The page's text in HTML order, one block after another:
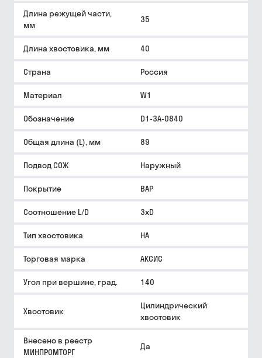
Длина режущей части,
мм
35
Длина хвостовика, мм 40
Страна Россия
Материал W1
Обозначение D1-3A-0840
Общая длина (L), мм 89
Подвод СОЖ Наружный
Покрытие BAP
Соотношение L/D 3xD
Тип хвостовика HA
Торговая марка АКСИС
Угол при вершине, град. 140
Хвостовик
Цилиндрический
хвостовик
Внесено в реестр
МИНПРОМТОРГ
Да